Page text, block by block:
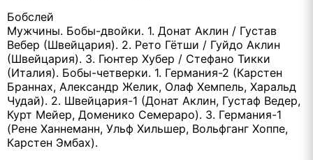
Бобслей
Мужчины. Бобы-двойки. 1. Донат Аклин / Густав
Вебер (Швейцария). 2. Рето Гётши / Гуйдо Аклин
(Швейцария). 3. Гюнтер Хубер / Стефано Тикки
(Италия). Бобы-четверки. 1. Германия-2 (Карстен
Браннах, Александр Желик, Олаф Хемпель, Харальд
Чудай). 2. Швейцария-1 (Донат Аклин, Густаф Ведер,
Курт Мейер, Доменико Семераро). 3. Германия-1
(Рене Ханнеманн, Ульф Хильшер, Вольфганг Хоппе,
Карстен Эмбах).